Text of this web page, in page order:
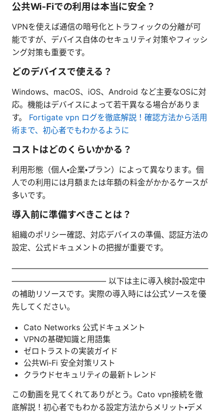
公共Wi‑Fiでの利用は本当に安全？
VPNを使えば通信の暗号化とトラフィックの分離が可
能ですが、デバイス自体のセキュリティ対策やフィッシ
ング対策も重要です。
どのデバイスで使える？
Windows、macOS、iOS、Android など主要なOSに対
応。機能はデバイスによって若干異なる場合がありま
す。 Fortigate vpn ログを徹底解説！確認方法から活用
術まで、初心者でもわかるように
コストはどのくらいかかる？
利用形態（個人・企業・プラン）によって異なります。個
人での利用には月額または年額の料金がかかるケースが
多いです。
導入前に準備すべきことは？
組織のポリシー確認、対応デバイスの準備、認証方法の
設定、公式ドキュメントの把握が重要です。
―――――――――――――――――――――――――
―――――――――――― 以下は主に導入検討・設定中
の補助リソースです。実際の導入時には公式ソースを優
先してください。
Cato Networks 公式ドキュメント
VPNの基礎知識と用語集
ゼロトラストの実装ガイド
公共Wi‑Fi 安全対策リスト
クラウドセキュリティの最新トレンド
この動画を見てくれてありがとう。Cato vpn接続を徹
底解説！初心者でもわかる設定方法からメリット・デメ